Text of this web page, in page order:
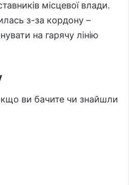
місцевої влади.
з-за кордону –
на гарячу лінію
ви бачите чи знайшли